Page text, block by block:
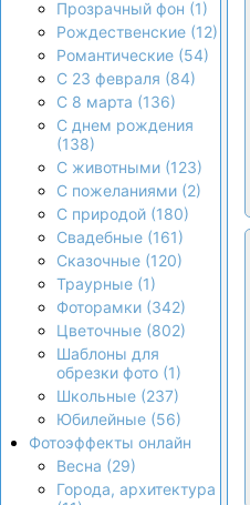
Прозрачный фон (1)
Рождественские (12)
Романтические (54)
С 23 февраля (84)
С 8 марта (136)
С днем рождения
(138)
С животными (123)
С пожеланиями (2)
С природой (180)
Свадебные (161)
Сказочные (120)
Траурные (1)
Фоторамки (342)
Цветочные (802)
Шаблоны для
обрезки фото (1)
Школьные (237)
Юбилейные (56)
Фотоэффекты онлайн
Весна (29)
Города, архитектура